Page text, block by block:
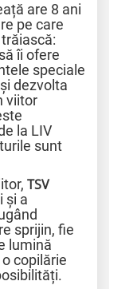
are 8 ani
pe care
îi ofere
speciale
dezvolta
viitor
la LIV
sunt
TSV
și a
sprijin, fie
lumină
copilărie